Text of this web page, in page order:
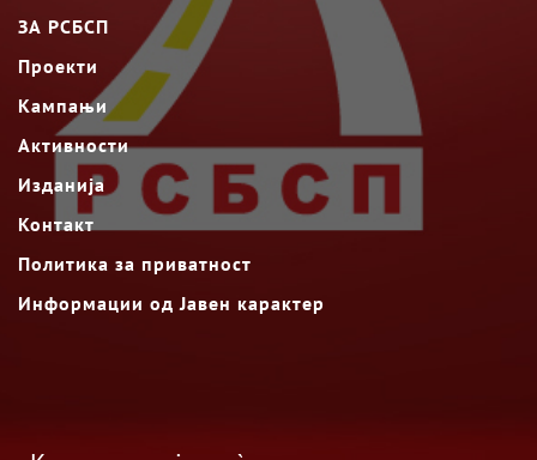
ЗА РСБСП
Проекти
Кампањи
Активности
Изданија
Контакт
Политика за приватност
Информации од Јавен карактер